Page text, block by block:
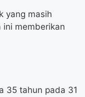
yang masih
ini memberikan
35 tahun pada 31